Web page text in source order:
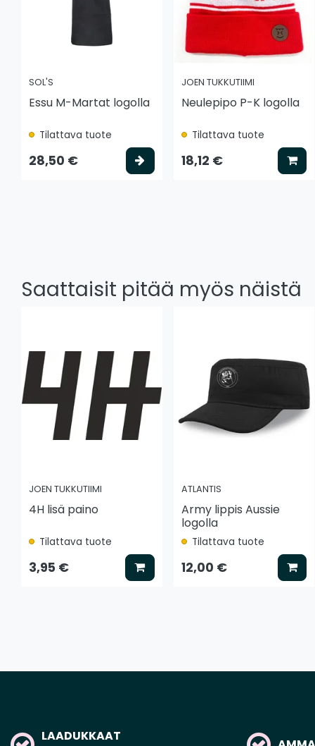
SOL'S
Essu M-Martat logolla
Tilattava tuote
28,50 € Valitse vaihtoehto
JOEN TUKKUTIIMI
Neulepipo P-K logolla
Tilattava tuote
18,12 €
Saattaisit pitää myös näistä
JOEN TUKKUTIIMI
4H lisä paino
Tilattava tuote
3,95 € Lisää koriin
ATLANTIS
Army lippis Aussie
logolla
Tilattava tuote
12,00 €
LAADUKKAAT